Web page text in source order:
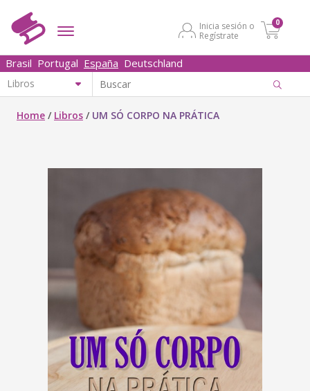
Inicia sesión o
Regístrate
0
Brasil Portugal España Deutschland
Home / Libros / UM SÓ CORPO NA PRÁTICA